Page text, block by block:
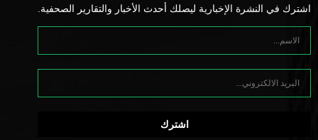
اشترك في النشرة الإخبارية ليصلك أحدث الأخبار والتقارير الصحفية.